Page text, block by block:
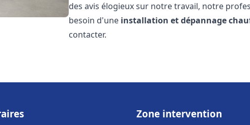
des avis élogieux sur notre travail, notre
besoin d'une installation et dépannage
contacter.
Zone intervention